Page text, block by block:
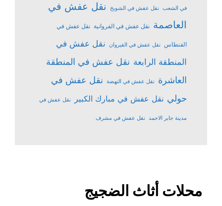
في الشعب نقل عفش في الشويخ
نقل عفش في
العاصمة نقل عفش في الفروانية نقل عفش في
الفنطاس نقل عفش في القيروان
نقل عفش في
المنطقة الرابعة نقل عفش في المنطقة
العاشرة
نقل عفش في النهضة
نقل عفش في
حولي نقل عفش في مبارك الكبير نقل عفش في
مدينة جابر الاحمد نقل عفش في مشرف
محلات أثاث الضجيج